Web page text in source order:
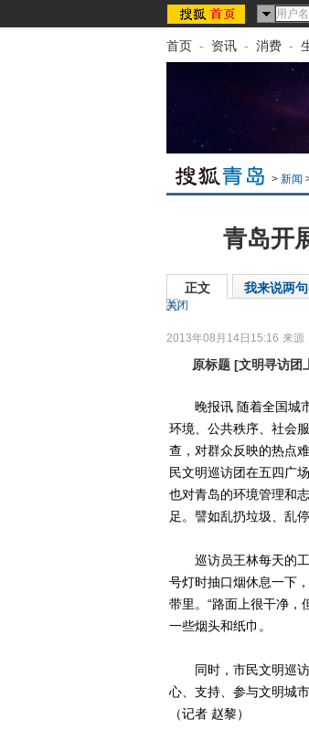
首页 - 资讯 - 消费 -
> 新闻
青岛开
正文 我来说两句
关闭
2013年08月14日15:16 来源
原标题 [文明寻访团
晚报讯 随着全国城市
环境、公共秩序、社会
查，对群众反映的热点
民文明巡访团在五四广
也对青岛的环境管理和
足。譬如乱扔垃圾、乱
巡访员王林每天的工
号灯时抽口烟休息一下
带里。“路面上很干净，
一些烟头和纸巾。
同时，市民文明巡访
心、支持、参与文明城
（记者 赵黎）